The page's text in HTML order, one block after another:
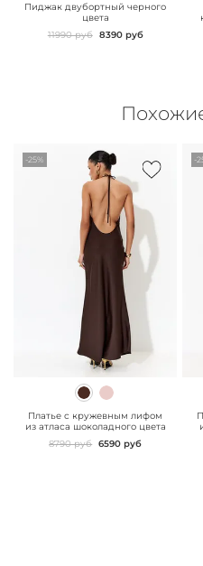
Пиджак двубортный черного
цвета
11990 руб 8390 руб
-25%
" class="js-prevent-
Платье с кружевным лифом
из атласа шоколадного цвета
8790 руб 6590 руб
-
"